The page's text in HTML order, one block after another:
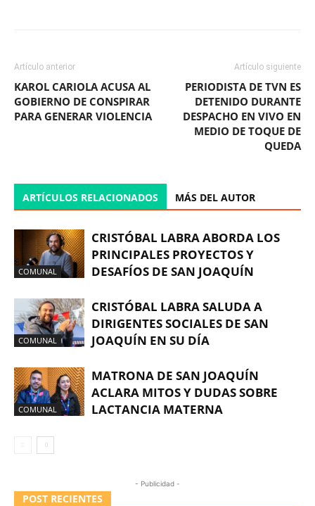
Artículo anterior
KAROL CARIOLA ACUSA AL
GOBIERNO DE CONSPIRAR
PARA GENERAR VIOLENCIA
Artículo siguiente
PERIODISTA DE TVN ES
DETENIDO DURANTE
DESPACHO EN VIVO EN
MEDIO DE TOQUE DE
QUEDA
ARTÍCULOS RELACIONADOS MÁS DEL AUTOR
COMUNAL
CRISTÓBAL LABRA ABORDA LOS
PRINCIPALES PROYECTOS Y
DESAFÍOS DE SAN JOAQUÍN
COMUNAL
CRISTÓBAL LABRA SALUDA A
DIRIGENTES SOCIALES DE SAN
JOAQUÍN EN SU DÍA
COMUNAL
MATRONA DE SAN JOAQUÍN
ACLARA MITOS Y DUDAS SOBRE
LACTANCIA MATERNA
- Publicidad -
POST RECIENTES